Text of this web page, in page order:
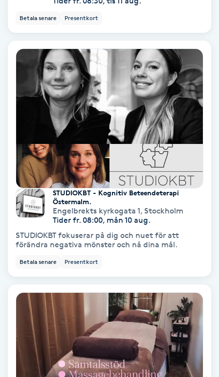
Stylist
Sugaring
Svensk massage
Svettbehandling
Tuina-massage
Taktil massage
Tandblekning
Tandläkare
Tatueringsborttagning
Terapi
Thaimassage
Betala senare Presentkort
STUDIOKBT - Kognitiv Beteendeterapi
Östermalm.
Engelbrekts kyrkogata 1, Stockholm
Tider fr. 08:00, mån 10 aug.
STUDIOKBT fokuserar på dig och nuet för att
förändra negativa mönster och nå dina mål.
Betala senare Presentkort